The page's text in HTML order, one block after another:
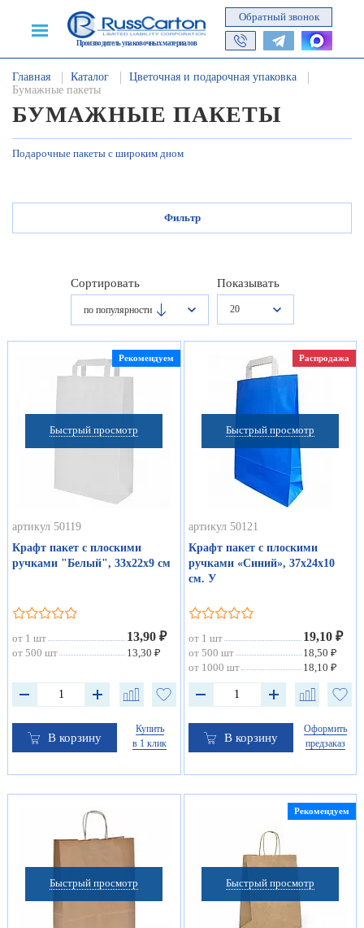
Производитель упаковочных материалов
Обратный звонок
Главная Каталог
Цветочная и подарочная упаковка
Бумажные пакеты
БУМАЖНЫЕ ПАКЕТЫ
Подарочные пакеты с широким дном
Фильтр
Сортировать
по популярности
Показывать
20
Быстрый просмотр
Рекомендуем
артикул 50119
Крафт пакет с плоскими
ручками "Белый", 33х22х9 см
от 1 шт 13,90 ₽
от 500 шт 13,30 ₽
В корзину
Купить
в 1 клик
Быстрый просмотр
Распродажа
артикул 50121
Крафт пакет с плоскими
ручками «Синий», 37х24х10
см. У
от 1 шт 19,10 ₽
от 500 шт
18,50 ₽
от 1000 шт
18,10 ₽
В корзину
Оформить
предзаказ
Быстрый просмотр Быстрый просмотр
Рекомендуем